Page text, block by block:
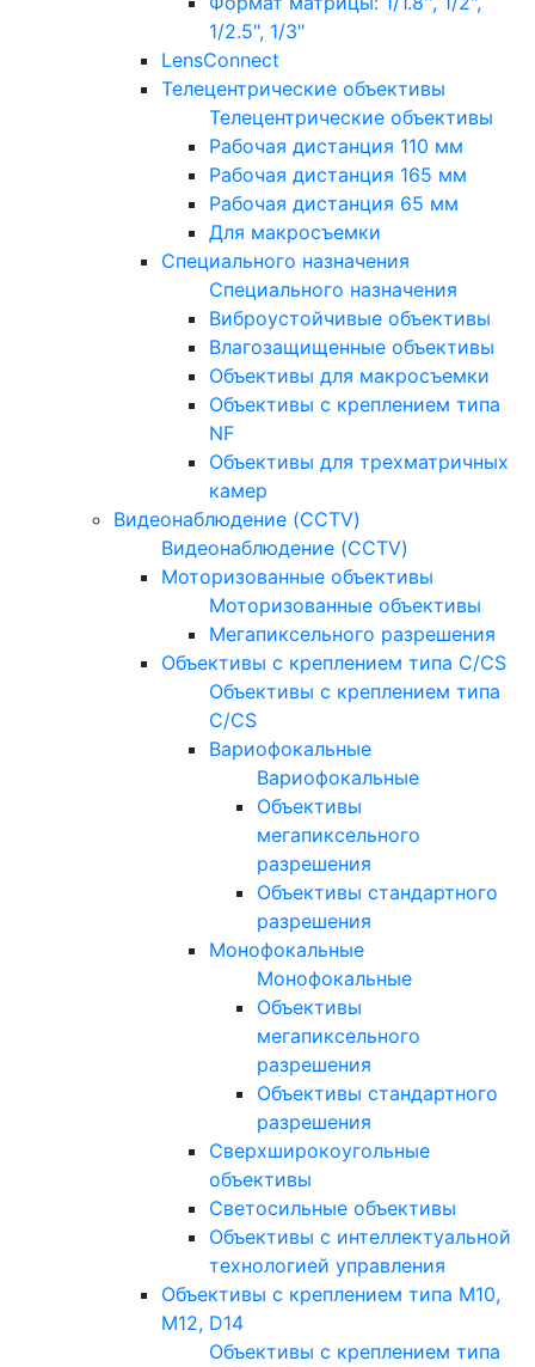
1/2.5", 1/3"
LensConnect
Телецентрические объективы
Телецентрические объективы
Рабочая дистанция 110 мм
Рабочая дистанция 165 мм
Рабочая дистанция 65 мм
Для макросъемки
Специального назначения
Специального назначения
Виброустойчивые объективы
Влагозащищенные объективы
Объективы для макросъемки
Объективы с креплением типа
NF
Объективы для трехматричных
камер
Видеонаблюдение (CCTV)
Видеонаблюдение (CCTV)
Моторизованные объективы
Моторизованные объективы
Мегапиксельного разрешения
Объективы с креплением типа C/CS
Объективы с креплением типа
C/CS
Вариофокальные
Вариофокальные
Объективы
мегапиксельного
разрешения
Объективы стандартного
разрешения
Монофокальные
Монофокальные
Объективы
мегапиксельного
разрешения
Объективы стандартного
разрешения
Сверхширокоугольные
объективы
Светосильные объективы
Объективы с интеллектуальной
технологией управления
Объективы с креплением типа M10,
M12, D14
Объективы с креплением типа